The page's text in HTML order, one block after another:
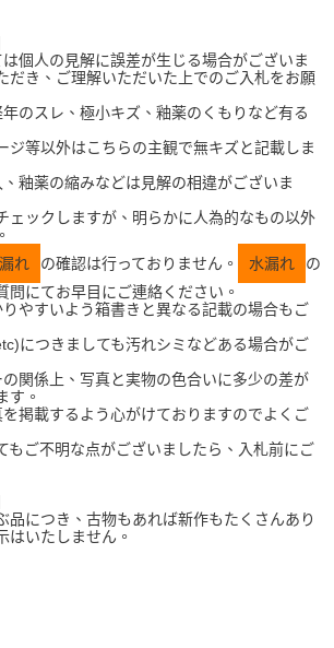
個人の見解に誤差が生じる場合がございま
だき、ご理解いただいた上でのご入札をお願
のスレ、極小キズ、釉薬のくもりなど有る
ジ等以外はこちらの主観で無キズと記載しま
釉薬の縮みなどは見解の相違がございま
ェックしますが、明らかに人為的なもの以外
れ の確認は行っておりません。 水漏れ
の
問にてお早目にご連絡ください。
やすいよう箱書きと異なる記載の場合もご
につきましても汚れシミなどある場合がご
関係上、写真と実物の色合いに多少の差が
す。
掲載するよう心がけておりますのでよくご
もご不明な点がございましたら、入札前にご
品につき、古物もあれば新作もたくさんあり
はいたしません。